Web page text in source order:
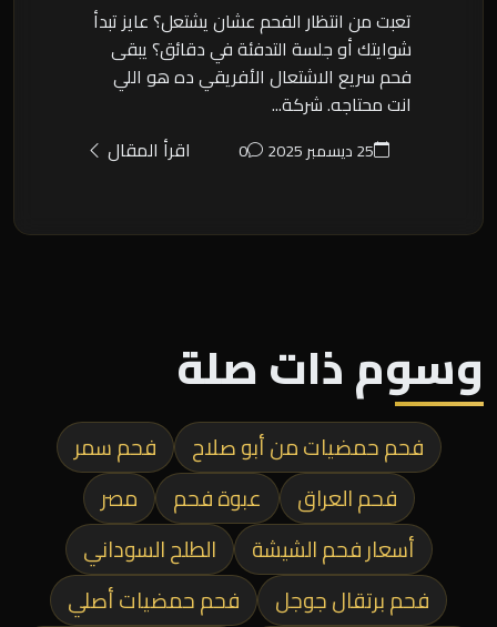
تعبت من انتظار الفحم عشان يشتعل؟ عايز تبدأ
شوايتك أو جلسة التدفئة في دقائق؟ يبقى
فحم سريع الاشتعال الأفريقي ده هو اللي
انت محتاجه. شركة...
25 ديسمبر 2025 0 اقرأ المقال
وسوم ذات صلة
فحم حمضيات من أبو صلاح
فحم سمر
فحم العراق
عبوة فحم
مصر
أسعار فحم الشيشة
الطلح السوداني
فحم برتقال جوجل
فحم حمضيات أصلي